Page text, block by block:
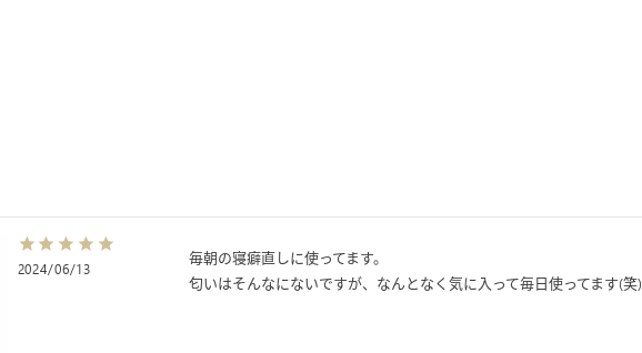
2024/06/13
毎朝の寝癖直しに使ってます。
匂いはそんなにないですが、なんとなく気に入って毎日使ってます(笑)